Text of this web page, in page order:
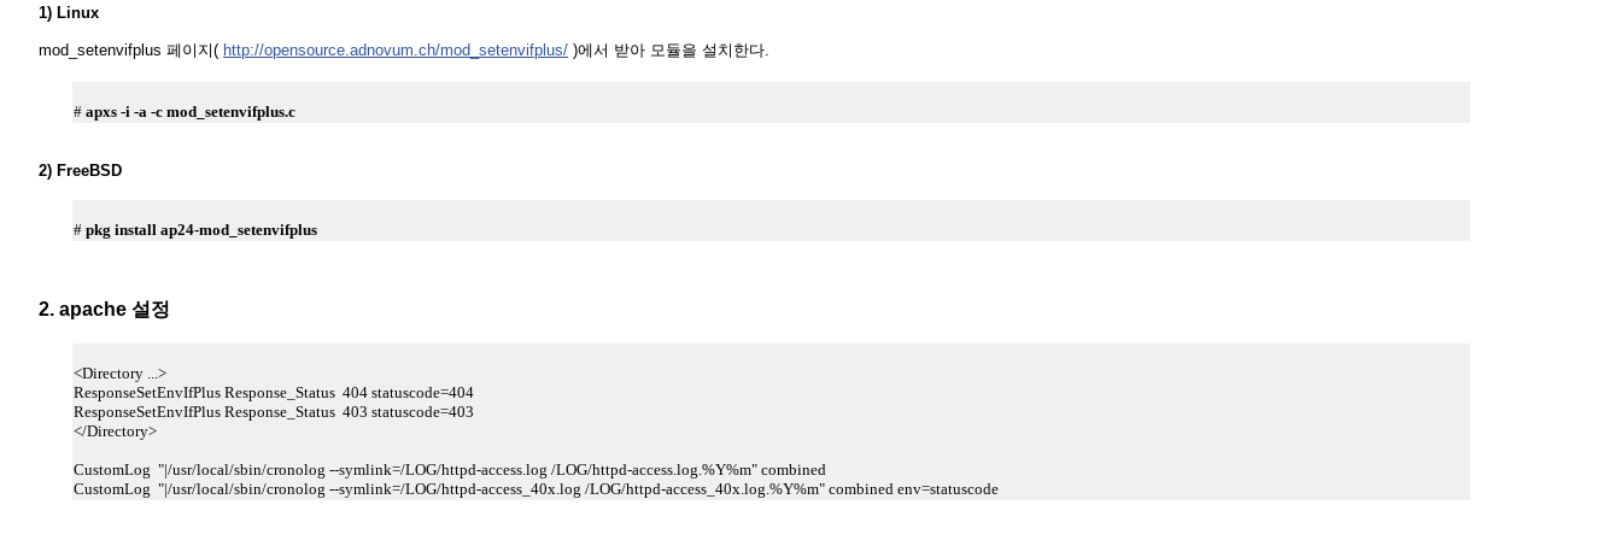
1) Linux
mod_setenvifplus 페이지( http://opensource.adnovum.ch/mod_setenvifplus/ )에서 받아 모듈을 설치한다.
# apxs -i -a -c mod_setenvifplus.c
2) FreeBSD
# pkg install ap24-mod_setenvifplus
2. apache 설정
<Directory ...>
ResponseSetEnvIfPlus Response_Status 404 statuscode=404
ResponseSetEnvIfPlus Response_Status 403 statuscode=403
</Directory>
CustomLog "|/usr/local/sbin/cronolog --symlink=/LOG/httpd-access.log /LOG/httpd-access.log.%Y%m" combined
CustomLog "|/usr/local/sbin/cronolog --symlink=/LOG/httpd-access_40x.log /LOG/httpd-access_40x.log.%Y%m" combined env=statuscode